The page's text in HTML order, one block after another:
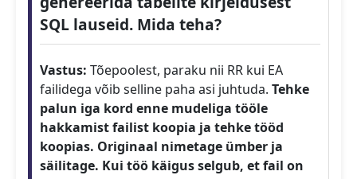
SQL lauseid. Mida teha?
Vastus: Tõepoolest, paraku nii RR kui EA
failidega võib selline paha asi juhtuda. Tehke
palun iga kord enne mudeliga tööle
hakkamist failist koopia ja tehke tööd
koopias. Originaal nimetage ümber ja
säilitage. Kui töö käigus selgub, et fail on